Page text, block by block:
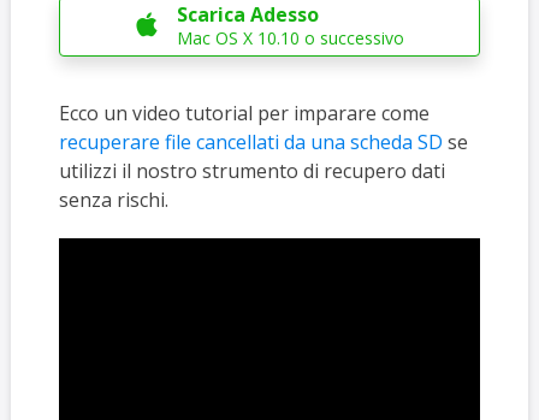
 Scarica Adesso
Mac OS X 10.10 o successivo
Ecco un video tutorial per imparare come
recuperare file cancellati da una scheda SD se
utilizzi il nostro strumento di recupero dati
senza rischi.